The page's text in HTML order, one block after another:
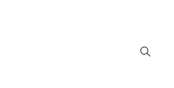
Ricerca